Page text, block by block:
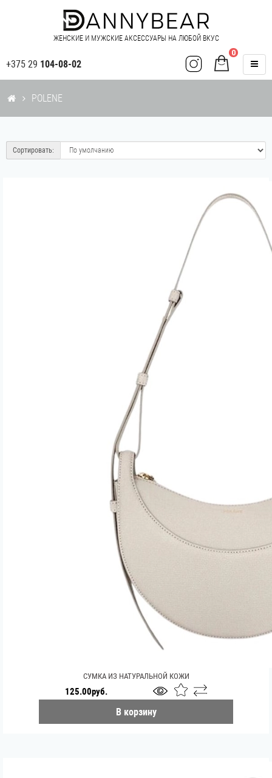
+375 29 104-08-02
ЖЕНСКИЕ И МУЖСКИЕ АКСЕССУАРЫ НА ЛЮБОЙ ВКУС
0
POLENE
Сортировать:
СУМКА ИЗ НАТУРАЛЬНОЙ КОЖИ
125.00руб.
В корзину